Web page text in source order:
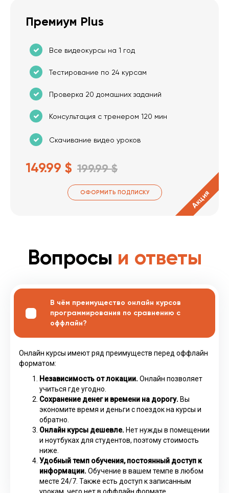
Премиум Plus
Все видеокурсы на 1 год
Тестирование по 24 курсам
Проверка 20 домашних заданий
Консультация с тренером 120 мин
Скачивание видео уроков
149.99 $ 199.99 $
ОФОРМИТЬ ПОДПИСКУ Акция
Вопросы и ответы
В чём преимущество онлайн курсов
программирования по сравнению с
оффлайн?
Онлайн курсы имеют ряд преимуществ перед оффлайн
форматом:
Независимость от локации. Онлайн позволяет
учиться где угодно.
Сохранение денег и времени на дорогу. Вы
экономите время и деньги с поездок на курсы и
обратно.
Онлайн курсы дешевле. Нет нужды в помещении
и ноутбуках для студентов, поэтому стоимость
ниже.
Удобный темп обучения, постоянный доступ к
информации. Обучение в вашем темпе в любом
месте 24/7. Также есть доступ к записанным